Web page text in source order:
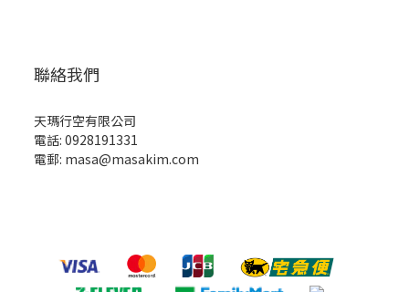
聯絡我們
天瑪行空有限公司
電話: 0928191331
電郵: masa@masakim.com